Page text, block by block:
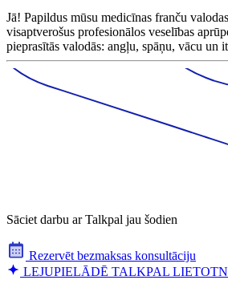
Jā! Papildus mūsu medicīnas franču
visaptverošus profesionālos veselības
pieprasītās valodās: angļu, spāņu, vācu un
Sāciet darbu ar Talkpal jau šodien
Rezervēt bezmaksas konsultāciju
LEJUPIELĀDĒ TALKPAL